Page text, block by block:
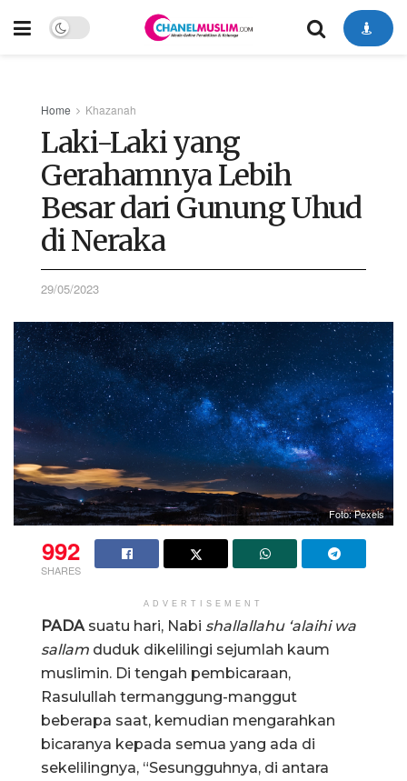
Home Khazanah
Laki-Laki yang
Gerahamnya Lebih
Besar dari Gunung Uhud
di Neraka
29/05/2023
Foto: Pexels
992
SHARES
ADVERTISEMENT
PADA suatu hari, Nabi shallallahu ‘alaihi wa
sallam duduk dikelilingi sejumlah kaum
muslimin. Di tengah pembicaraan,
Rasulullah termanggung-manggut
beberapa saat, kemudian mengarahkan
bicaranya kepada semua yang ada di
sekelilingnya, “Sesungguhnya, di antara